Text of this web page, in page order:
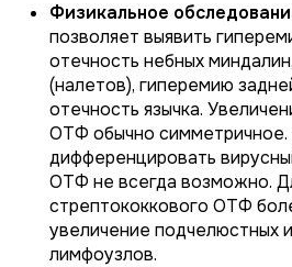
Физикальное
позволяет выявить
отечность небных
(налетов), гиперемию
отечность язычка.
ОТФ обычно симметричное.
дифференцировать
ОТФ не всегда возможно.
стрептококкового ОТФ
увеличение подчелюстных
лимфоузлов.